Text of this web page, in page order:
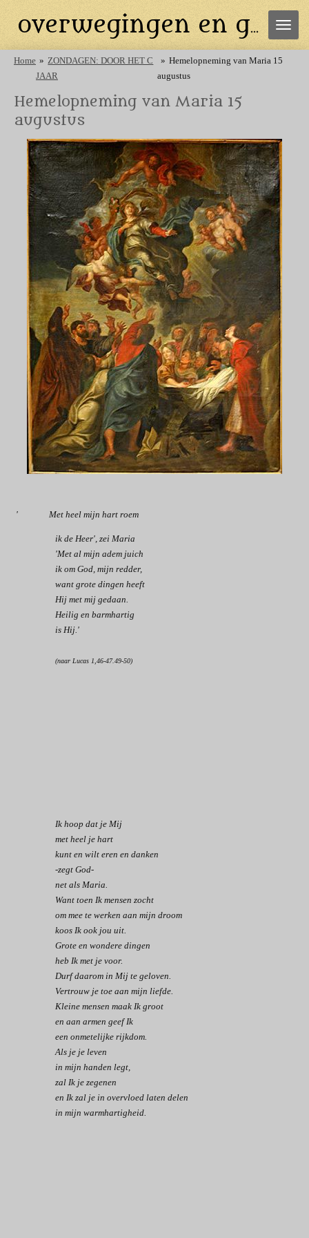
direct
de
hoofdinhoud
overwegingen en gebeden
Home » ZONDAGEN: DOOR HET C
JAAR
» Hemelopneming van Maria 15
augustus
Hemelopneming van Maria 15
augustus
' Met heel mijn hart roem
ik de Heer', zei Maria
'Met al mijn adem juich
ik om God, mijn redder,
want grote dingen heeft
Hij met mij gedaan.
Heilig en barmhartig
is Hij.'
(naar Lucas 1,46-47.49-50)
Ik hoop dat je Mij
met heel je hart
kunt en wilt eren en danken
-zegt God-
net als Maria.
Want toen Ik mensen zocht
om mee te werken aan mijn droom
koos Ik ook jou uit.
Grote en wondere dingen
heb Ik met je voor.
Durf daarom in Mij te geloven.
Vertrouw je toe aan mijn liefde.
Kleine mensen maak Ik groot
en aan armen geef Ik
een onmetelijke rijkdom.
Als je je leven
in mijn handen legt,
zal Ik je zegenen
en Ik zal je in overvloed laten delen
in mijn warmhartigheid.